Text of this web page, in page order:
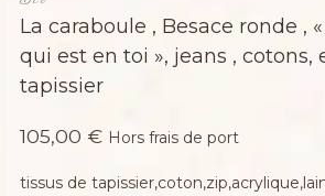
La caraboule , Besace ronde ,
qui est en toi », jeans , cotons,
tapissier
105,00 € Hors frais de port
tissus de